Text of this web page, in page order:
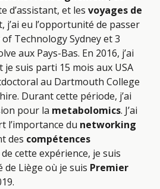
d’assistant, et les voyages de
j’ai eu l’opportunité de passer
Technology Sydney et 3
aux Pays-Bas. En 2016, j’ai
suis parti 15 mois aux USA
au Dartmouth College
Durant cette période, j’ai
pour la metabolomics. J’ai
l’importance du networking
des compétences
cette expérience, je suis
de Liège où je suis Premier